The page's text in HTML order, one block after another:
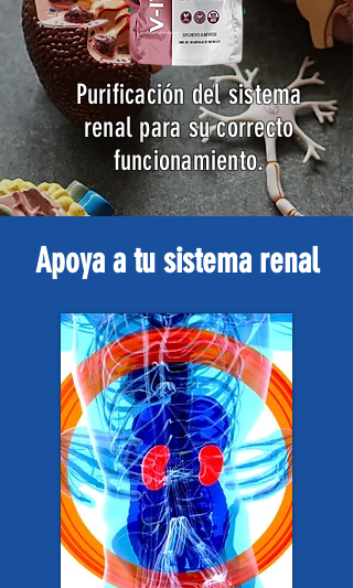
Purificación del sistema
renal para su correcto
funcionamiento.
Apoya a tu sistema renal